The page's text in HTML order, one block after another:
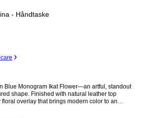
- Håndtaske
Blue Monogram Ikat Flower—an artful, standout
shape. Finished with natural leather top
overlay that brings modern color to an